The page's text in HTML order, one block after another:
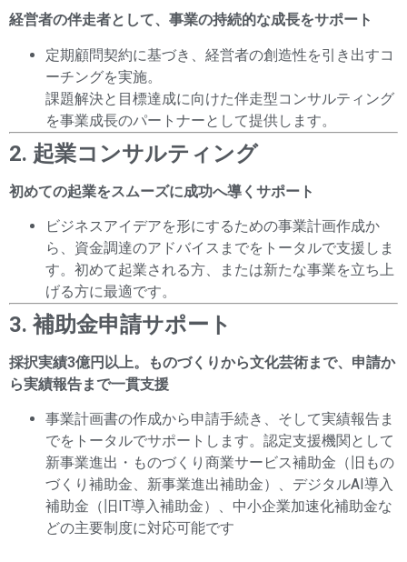
経営者の伴走者として、事業の持続的な成長をサポート
定期顧問契約に基づき、経営者の創造性を引き出すコ
ーチングを実施。
課題解決と目標達成に向けた伴走型コンサルティング
を事業成長のパートナーとして提供します。
2. 起業コンサルティング
初めての起業をスムーズに成功へ導くサポート
ビジネスアイデアを形にするための事業計画作成か
ら、資金調達のアドバイスまでをトータルで支援しま
す。初めて起業される方、または新たな事業を立ち上
げる方に最適です。
3. 補助金申請サポート
採択実績3億円以上。ものづくりから文化芸術まで、申請か
ら実績報告まで一貫支援
事業計画書の作成から申請手続き、そして実績報告ま
でをトータルでサポートします。認定支援機関として
新事業進出・ものづくり商業サービス補助金（旧もの
づくり補助金、新事業進出補助金）、デジタルAI導入
補助金（旧IT導入補助金）、中小企業加速化補助金な
どの主要制度に対応可能です